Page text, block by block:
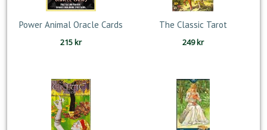
Power Animal Oracle Cards
215kr
The Classic Tarot
249kr